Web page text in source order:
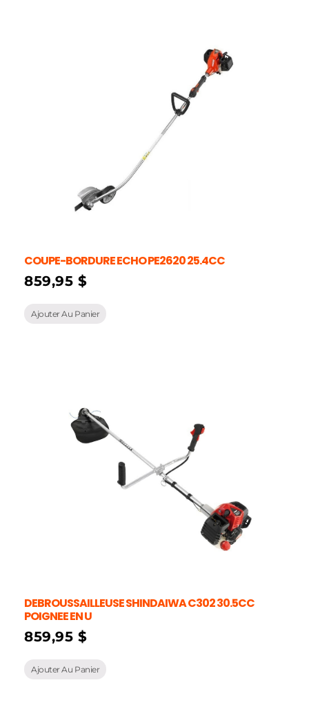
COUPE-BORDURE ECHO PE2620 25.4CC
859,95$
Ajouter Au Panier
DEBROUSSAILLEUSE SHINDAIWA C302 30.5CC
POIGNEE EN U
859,95$
Ajouter Au Panier